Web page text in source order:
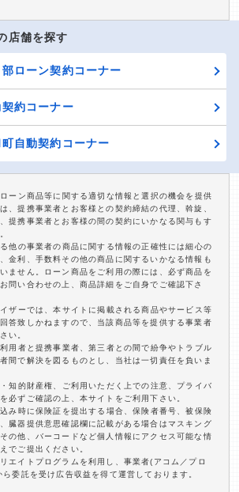
店舗を探す
ローン契約コーナー
約コーナー
自動契約コーナー
ーン商品等に関する適切な情報と選択の機会を提供
、提携事業者とお客様との契約締結の代理、斡旋、
提携事業者とお客様の間の契約にいかなる関与もす
他の事業者の商品に関する情報の正確性には細心の
金利、手数料その他の商品に関するいかなる情報も
ません。ローン商品をご利用の際には、必ず商品を
問い合わせの上、商品詳細をご自身でご確認下さ
ザーでは、本サイトに掲載される商品やサービス等
答致しかねますので、当該商品等を提供する事業者
い。
用者と提携事業者、第三者との間で紛争やトラブル
間で解決を図るものとし、当社は一切責任を負いま
知的財産権、ご利用いただく上での注意、プライバ
必ずご確認の上、本サイトをご利用下さい。
み時に保険証を提出する場合、保険者番号、被保険
臓器提供意思確認欄に記載がある場合はマスキング
の他、バーコードなど個人情報にアクセス可能な情
でご提出ください。
エイトプログラムを利用し、事業者(アコム／プロ
委託を受け広告収益を得て運営しております。